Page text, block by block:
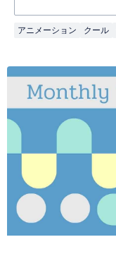
アニメーション クール